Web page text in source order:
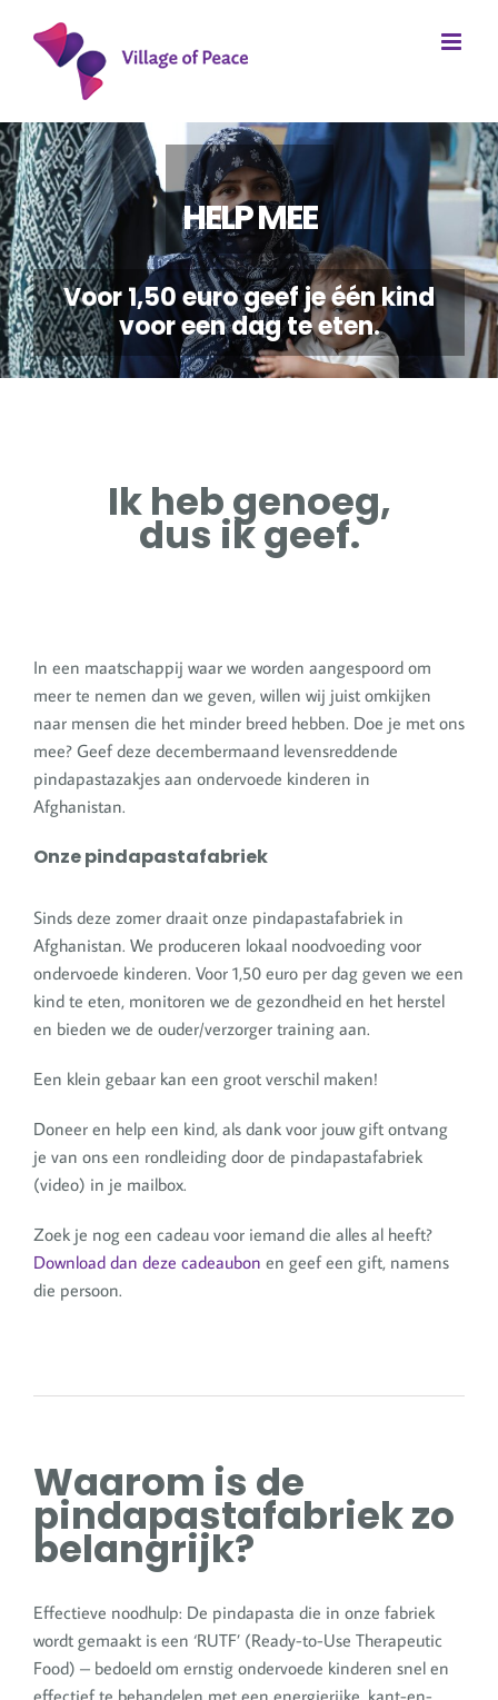
HELP MEE
Voor 1,50 euro geef je één kind
voor een dag te eten.
Ik heb genoeg,
dus ik geef.
In een maatschappij waar we worden aangespoord om
meer te nemen dan we geven, willen wij juist omkijken
naar mensen die het minder breed hebben. Doe je met ons
mee? Geef deze decembermaand levensreddende
pindapastazakjes aan ondervoede kinderen in
Afghanistan.
Onze pindapastafabriek
Sinds deze zomer draait onze pindapastafabriek in
Afghanistan. We produceren lokaal noodvoeding voor
ondervoede kinderen. Voor 1,50 euro per dag geven we een
kind te eten, monitoren we de gezondheid en het herstel
en bieden we de ouder/verzorger training aan.
Een klein gebaar kan een groot verschil maken!
Doneer en help een kind, als dank voor jouw gift ontvang
je van ons een rondleiding door de pindapastafabriek
(video) in je mailbox.
Zoek je nog een cadeau voor iemand die alles al heeft?
Download dan deze cadeaubon en geef een gift, namens
die persoon.
Waarom is de
pindapastafabriek zo
belangrijk?
Effectieve noodhulp: De pindapasta die in onze fabriek
wordt gemaakt is een ‘RUTF’ (Ready-to-Use Therapeutic
Food) – bedoeld om ernstig ondervoede kinderen snel en
effectief te behandelen met een energierijke, kant-en-